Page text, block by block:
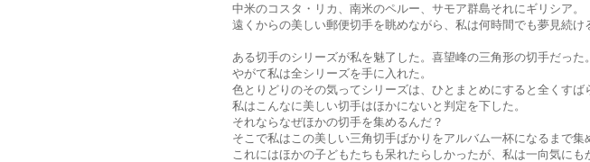
中米のコスタ・リカ、南米のペルー、サモア群島それにギリシア。
遠くからの美しい郵便切手を眺めながら、私は何時間でも夢見続け
ある切手のシリーズが私を魅了した。喜望峰の三角形の切手だった。
やがて私は全シリーズを手に入れた。
色とりどりのその気ってシリーズは、ひとまとめにすると全くすば
私はこんなに美しい切手はほかにないと判定を下した。
それならなぜほかの切手を集めるんだ？
そこで私はこの美しい三角切手ばかりをアルバム一杯になるまで集
これにはほかの子どもたちも呆れたらしかったが、私は一向気にも